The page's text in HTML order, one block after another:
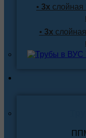
• 3х слойная
• 3х слойная